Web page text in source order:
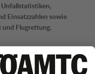
Einsatzzahlen sowie
und Flugrettung.